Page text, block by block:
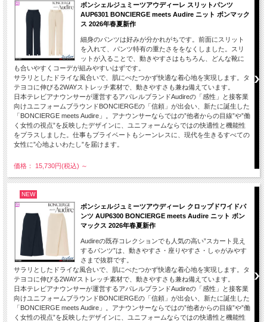
ボンシェルジュミーツアウディーレ スリットパンツ
AUP6301 BONCIERGE meets Audire ニット ボンマック
ス 2026年春夏新作
細身のパンツは好みが分かれがちです。前面にスリット
を入れて、パンツ特有の重たさををなくしました。スリ
ットが入ることで、動きやすさはもちろん、どんな靴に
も合いやすくコーデが組みやすいはずです。
サラリとしたドライな風合いで、肌にべたつかず快適な着心地を実現します。タ
テヨコに伸びる2WAYストレッチ素材で、動きやすさも兼ね備えています。
日本テレビアナウンサーが運営するアパレルブランドAudireの「感性」と接客業
向けユニフォームブラウンドBONCIERGEの「信頼」が出会い、新たに誕生した
「BONCIERGE meets Audire」。アナウンサーならではの”他者からの目線”や”働
く女性の視点”を反映したデザインに、ユニフォームならではの快適性と機能性
をプラスしました。仕事もプライベートもシーンレスに、現代を生きるすべての
女性に”心地よいわたし”を届けます。
価格： 15,730円(税込) ～
NEW
ボンシェルジュミーツアウディーレ クロップドワイドパ
ンツ AUP6300 BONCIERGE meets Audire ニット ボン
マックス 2026年春夏新作
Audireの既存コレクションでも人気の高い”スカート見え
するパンツ”は、動きやすさ・座りやすさ・しゃがみやす
さまで抜群です。
サラリとしたドライな風合いで、肌にべたつかず快適な着心地を実現します。タ
テヨコに伸びる2WAYストレッチ素材で、動きやすさも兼ね備えています。
日本テレビアナウンサーが運営するアパレルブランドAudireの「感性」と接客業
向けユニフォームブラウンドBONCIERGEの「信頼」が出会い、新たに誕生した
「BONCIERGE meets Audire」。アナウンサーならではの”他者からの目線”や”働
く女性の視点”を反映したデザインに、ユニフォームならではの快適性と機能性